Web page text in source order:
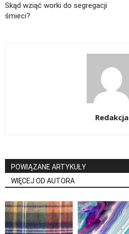
Skąd wziąć worki do segregacji
śmieci?
Redakcja
POWIĄZANE ARTYKUŁY
WIĘCEJ OD AUTORA